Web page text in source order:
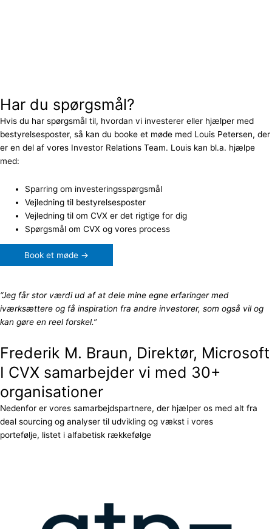
Har du spørgsmål?
Hvis du har spørgsmål til, hvordan vi investerer eller hjælper med
bestyrelsesposter, så kan du booke et møde med Louis Petersen, der
er en del af vores Investor Relations Team. Louis kan bl.a. hjælpe
med:
Sparring om investeringsspørgsmål
Vejledning til bestyrelsesposter
Vejledning til om CVX er det rigtige for dig
Spørgsmål om CVX og vores process
Book et møde →
“Jeg får stor værdi ud af at dele mine egne erfaringer med
iværksættere og få inspiration fra andre investorer, som også vil og
kan gøre en reel forskel.”
Frederik M. Braun, Direktør, Microsoft
I CVX samarbejder vi med 30+
organisationer
Nedenfor er vores samarbejdspartnere, der hjælper os med alt fra
deal sourcing og analyser til udvikling og vækst i vores
portefølje, listet i alfabetisk rækkefølge